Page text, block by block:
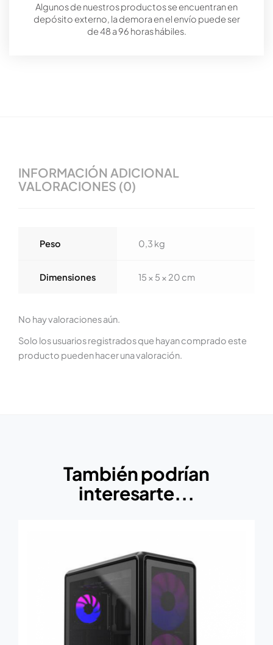
Algunos de nuestros productos se encuentran en
depósito externo, la demora en el envío puede ser
de 48 a 96 horas hábiles.
INFORMACIÓN ADICIONAL
VALORACIONES (0)
Peso 0,3 kg
Dimensiones 15 × 5 × 20 cm
No hay valoraciones aún.
Solo los usuarios registrados que hayan comprado este
producto pueden hacer una valoración.
También podrían
interesarte...